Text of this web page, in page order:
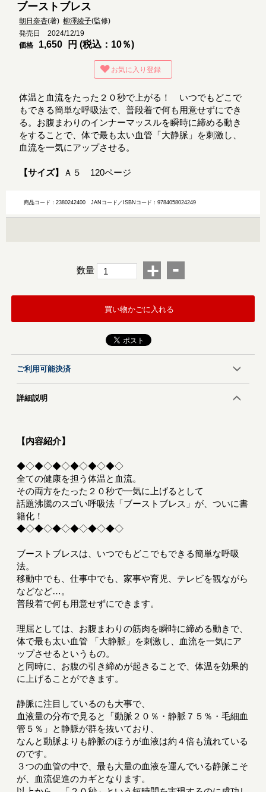
ブーストブレス
朝日奈杏(著)柳澤綾子(監修)
発売日 2024/12/19
価格
1,650 円 (税込：10％)
お気に入り登録
体温と血流をたった２０秒で上がる！ いつでもどこで
もできる簡単な呼吸法で、普段着で何も用意せずにでき
る。お腹まわりのインナーマッスルを瞬時に締める動き
をすることで、体で最も太い血管「大静脈」を刺激し、
血流を一気にアップさせる。
【サイズ】 Ａ５ 120ページ
商品コード：2380242400JANコード／ISBNコード：9784058024249
数量 + -
買い物かごに入れる
ご利用可能決済
詳細説明
【内容紹介】
◆◇◆◇◆◇◆◇◆◇◆◇
全ての健康を担う体温と血流。
その両方をたった２０秒で一気に上げるとして
話題沸騰のスゴい呼吸法「ブーストブレス」が、ついに書
籍化！
◆◇◆◇◆◇◆◇◆◇◆◇
ブーストブレスは、いつでもどこでもできる簡単な呼吸
法。
移動中でも、仕事中でも、家事や育児、テレビを観ながら
などなど…。
普段着で何も用意せずにできます。
理屈としては、お腹まわりの筋肉を瞬時に締める動きで、
体で最も太い血管 「大静脈」を刺激し、血流を一気にア
ップさせるというもの。
と同時に、お腹の引き締めが起きることで、体温を効果的
に上げることができます。
静脈に注目しているのも大事で、
血液量の分布で見ると「動脈２０％・静脈７５％・毛細血
管５％」と静脈が群を抜いており、
なんと動脈よりも静脈のほうが血液は約４倍も流れている
のです。
３つの血管の中で、最も大量の血液を運んでいる静脈こそ
が、血流促進のカギとなります。